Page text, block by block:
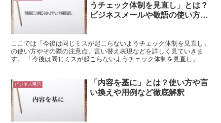
うチェック体制を見直し」とは？
ビジネスメールや敬語の使い方を
ここでは「今後は同じミスが起こらないようチェック体制を見直し」
の使い方やその際の注意点、言い替え表現などを詳しく見ていきま
す。 「今後は同じミスが起こらないようチェック体制を見直し」と
ビジネス用語
「内容を基に」とは？使い方や言
い換えや用例など徹底解釈